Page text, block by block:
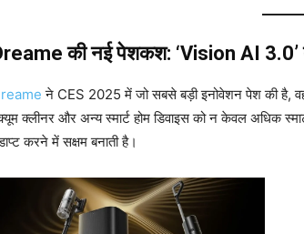
की नई पेशकश: ‘Vision AI
ने CES 2025 में जो सबसे बड़ी इनोवेशन पेश की है,
क्लीनर और अन्य स्मार्ट होम डिवाइस को न केवल अधिक
करने में सक्षम बनाती है।